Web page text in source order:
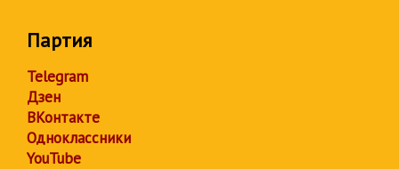
Партия
Telegram
Дзен
ВКонтакте
Одноклассники
YouTube